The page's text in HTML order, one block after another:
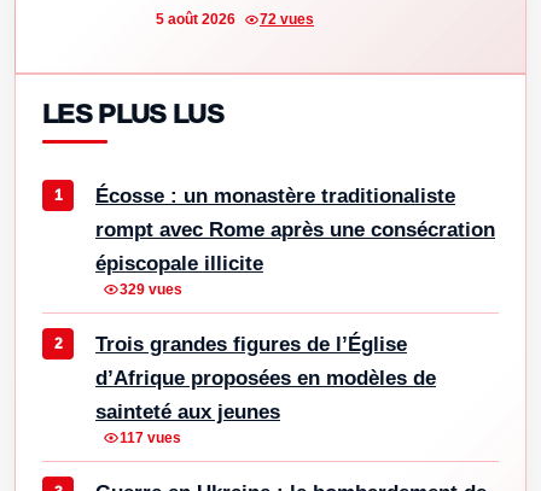
5 août 2026 72 vues
LES PLUS LUS
Écosse : un monastère traditionaliste
rompt avec Rome après une consécration
épiscopale illicite
329 vues
Trois grandes figures de l’Église
d’Afrique proposées en modèles de
sainteté aux jeunes
117 vues